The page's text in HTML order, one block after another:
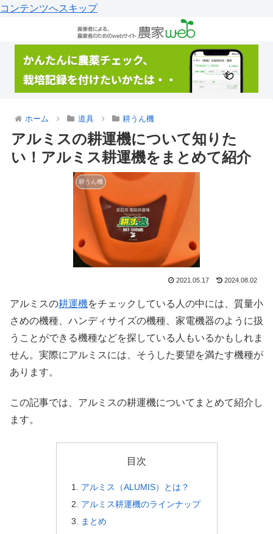
コンテンツへスキップ
ホーム 道具 耕うん機
アルミスの耕運機について知りた
い！アルミス耕運機をまとめて紹介
耕うん機
2021.05.17 2024.08.02
アルミスの耕運機をチェックしている人の中には、質量小
さめの機種、ハンディサイズの機種、家電機器のように扱
うことができる機種などを探している人もいるかもしれま
せん。実際にアルミスには、そうした要望を満たす機種が
あります。
この記事では、アルミスの耕運機についてまとめて紹介し
ます。
目次
アルミス（ALUMIS）とは？
アルミス耕運機のラインナップ
まとめ